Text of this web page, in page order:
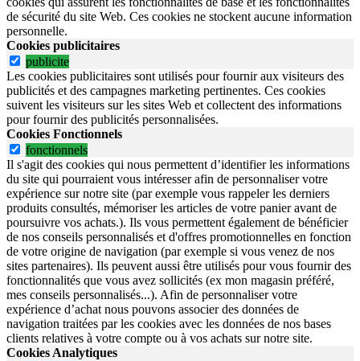
de sécurité du site Web. Ces cookies ne stockent aucune information
personnelle.
Cookies publicitaires
publicite
Les cookies publicitaires sont utilisés pour fournir aux visiteurs des
publicités et des campagnes marketing pertinentes. Ces cookies
suivent les visiteurs sur les sites Web et collectent des informations
pour fournir des publicités personnalisées.
Cookies Fonctionnels
fonctionnels
Il s'agit des cookies qui nous permettent d’identifier les informations
du site qui pourraient vous intéresser afin de personnaliser votre
expérience sur notre site (par exemple vous rappeler les derniers
produits consultés, mémoriser les articles de votre panier avant de
poursuivre vos achats.). Ils vous permettent également de bénéficier
de nos conseils personnalisés et d'offres promotionnelles en fonction
de votre origine de navigation (par exemple si vous venez de nos
sites partenaires). Ils peuvent aussi être utilisés pour vous fournir des
fonctionnalités que vous avez sollicités (ex mon magasin préféré,
mes conseils personnalisés...). Afin de personnaliser votre
expérience d’achat nous pouvons associer des données de
navigation traitées par les cookies avec les données de nos bases
clients relatives à votre compte ou à vos achats sur notre site.
Cookies Analytiques